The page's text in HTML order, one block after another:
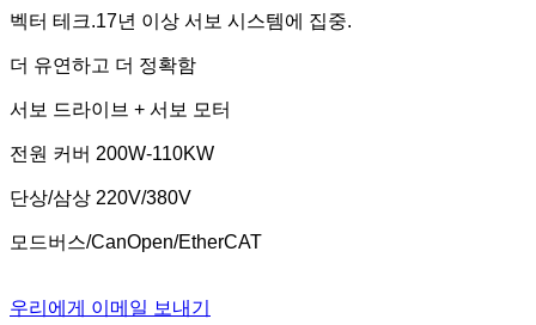
벡터 테크.17년 이상 서보 시스템에 집중.
더 유연하고 더 정확함
서보 드라이브 + 서보 모터
전원 커버 200W-110KW
단상/삼상 220V/380V
모드버스/CanOpen/EtherCAT
우리에게 이메일 보내기